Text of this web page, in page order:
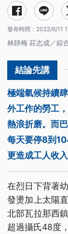
發布時間： 2022/6/11
林靜梅 莊志成／綜
極端氣候持續
外工作的勞工
熱浪折磨。而
每天要停8到
更造成工人收入
在烈日下背著
發燙加上太陽
北部瓦拉那西
超過攝氏48度